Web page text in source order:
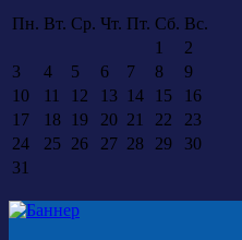
Пн. Вт. Ср. Чт. Пт. Сб. Вс.
1
2
3
4 5 6 7 8
9
10
11 12 13 14 15
16
17
18 19 20 21 22
23
24
25 26 27 28 29
30
31